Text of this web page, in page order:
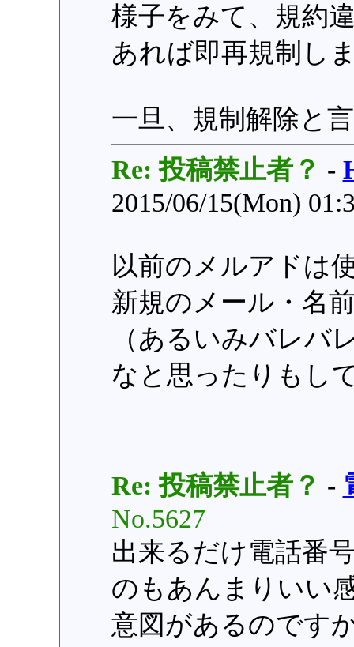
様子をみて、規約
あれば即再規制し
一旦、規制解除と
Re: 投稿禁止者？ -
2015/06/15(Mon)
以前のメルアドは
新規のメール・名
（あるいみバレバ
なと思ったりもし
Re: 投稿禁止者？ -
No.5627
出来るだけ電話番
のもあんまりいい
意図があるのです